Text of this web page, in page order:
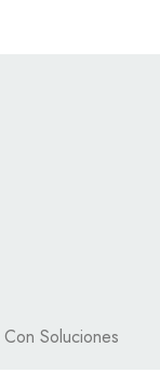
Con Soluciones